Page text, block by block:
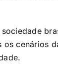
os cenários